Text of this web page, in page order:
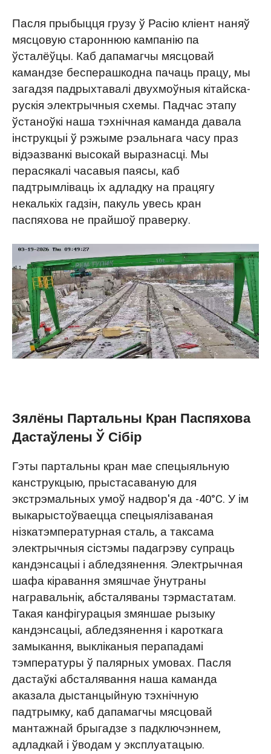
Пасля прыбыцця грузу ў Расію кліент наняў
мясцовую староннюю кампанію па
ўсталёўцы. Каб дапамагчы мясцовай
камандзе бесперашкодна пачаць працу, мы
загадзя падрыхтавалі двухмоўныя кітайска-
рускія электрычныя схемы. Падчас этапу
ўстаноўкі наша тэхнічная каманда давала
інструкцыі ў рэжыме рэальнага часу праз
відэазванкі высокай выразнасці. Мы
перасякалі часавыя паясы, каб
падтрымліваць іх адладку на працягу
некалькіх гадзін, пакуль увесь кран
паспяхова не прайшоў праверку.
Зялёны Партальны Кран Паспяхова
Дастаўлены Ў Сібір
Гэты партальны кран мае спецыяльную
канструкцыю, прыстасаваную для
экстрэмальных умоў надвор'я да -40°C. У ім
выкарыстоўваецца спецыялізаваная
нізкатэмпературная сталь, а таксама
электрычныя сістэмы падагрэву супраць
кандэнсацыі і абледзянення. Электрычная
шафа кіравання змяшчае ўнутраны
награвальнік, абсталяваны тэрмастатам.
Такая канфігурацыя змяншае рызыку
кандэнсацыі, абледзянення і кароткага
замыкання, выкліканыя перападамі
тэмпературы ў палярных умовах. Пасля
дастаўкі абсталявання наша каманда
аказала дыстанцыйную тэхнічную
падтрымку, каб дапамагчы мясцовай
мантажнай брыгадзе з падключэннем,
адладкай і ўводам у эксплуатацыю.